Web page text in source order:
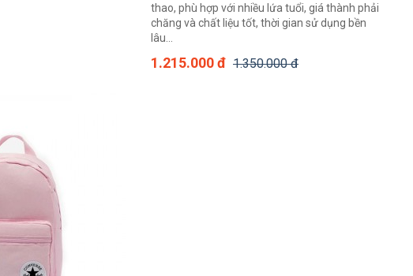
thao, phù hợp với nhiều lứa tuổi, giá thành phải
chăng và chất liệu tốt, thời gian sử dụng bền
lâu...
1.215.000 đ 1.350.000 đ